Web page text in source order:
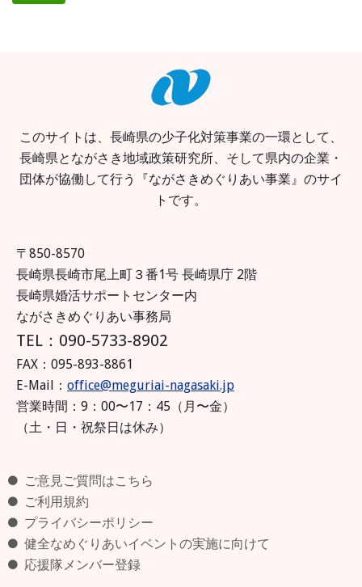
このサイトは、長崎県の少子化対策事業の一環として、
長崎県とながさき地域政策研究所、そして県内の企業・
団体が協働して行う『ながさきめぐりあい事業』のサイ
トです。
〒850-8570
長崎県長崎市尾上町３番1号 長崎県庁 2階
長崎県婚活サポートセンター内
ながさきめぐりあい事務局
TEL：090-5733-8902
FAX：095-893-8861
E-Mail： office@meguriai-nagasaki.jp
営業時間：9：00〜17：45（月〜金）
（土・日・祝祭日は休み）
ご意見ご質問はこちら
ご利用規約
プライバシーポリシー
健全なめぐりあいイベントの実施に向けて
応援隊メンバー登録